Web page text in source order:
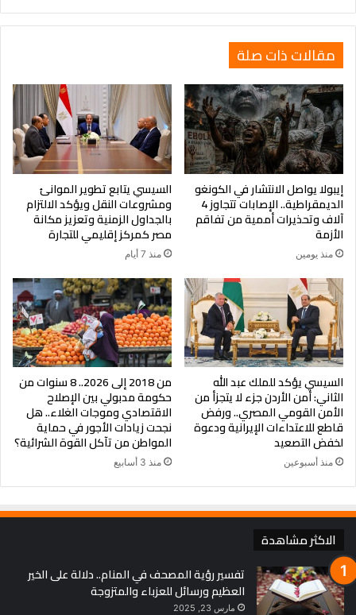
مقالات ذات صلة
إيبولا يواصل الانتشار في الكونغو
الديمقراطية.. الإصابات تتجاوز 4
آلاف وتحذيرات أممية من تفاقم
الأزمة
منذ يومين
السيسي يتابع تطوير الموانئ
ومشروعات النقل ويؤكد الالتزام
بالجداول الزمنية وتعزيز مكانة
مصر كمركز إقليمي للتجارة
منذ 7 أيام
السيسي يؤكد للملك عبد الله
الثاني: أمن الأردن جزء لا يتجزأ من
الأمن القومي المصري.. ورفض
قاطع للاعتداءات الإيرانية ودعوة
لخفض التصعيد
منذ أسبوعين
من 2018 إلى 2026.. 8 سنوات من
حكومة مدبولي بين الإصلاح
الاقتصادي وموجات الغلاء.. هل
نجحت زيادات الأجور في حماية
المواطن من تآكل القوة الشرائية؟
منذ 3 أسابيع
الاكثر مشاهدة
تفسير رؤية المصحف في المنام.. دلالة على الخير
العظيم ورسائل للعزباء والمتزوجة
مارس 23, 2025